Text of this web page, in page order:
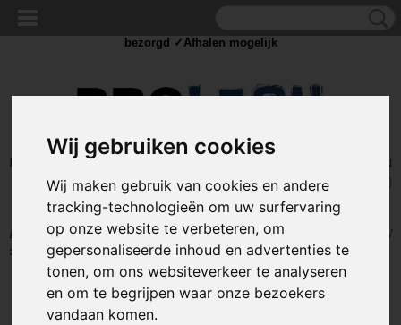
Wij gebruiken cookies
Wij maken gebruik van cookies en andere
tracking-technologieën om uw surfervaring
op onze website te verbeteren, om
gepersonaliseerde inhoud en advertenties te
tonen, om ons websiteverkeer te analyseren
en om te begrijpen waar onze bezoekers
vandaan komen.
Inloggen Registreren
UW WINKELWAGEN
Geen producten
(0)
Home >IJZERWAREN>STAALDRAAD SPANNER / SPANSCHROEVEN
>
Staaldraad spanner / spanschroef - OOG-OOG - M6
bezorgd ✓Afhalen mogelijk